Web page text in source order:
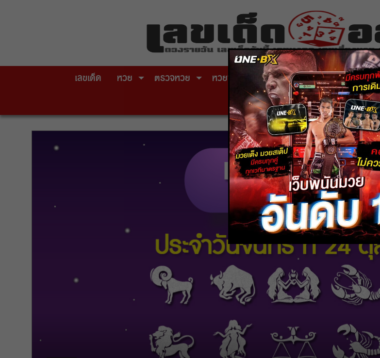
เลขเด็ด หวย ตรวจหวย หวยซอง หวยไทยรัฐ เลขเด็ดหวยดัง
หวยหุ้นสด